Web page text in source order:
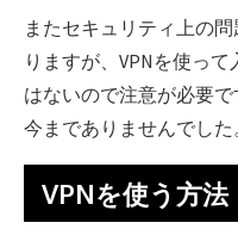
またセキュリティ上の
りますが、VPNを使っ
はないので注意が必要
今までありませんでした
VPNを使う方法